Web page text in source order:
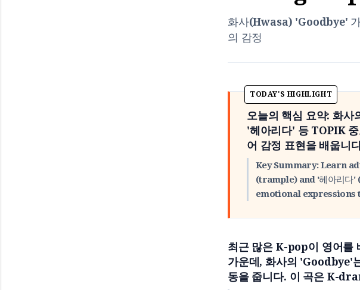
화사(Hwasa) 'Goodbye'
의 감정
오늘의 핵심 요약: 화
'헤아리다' 등 TOPIK
어 감정 표현을 배웁니
Key Summary: Learn
(trample) and '헤아리
emotional expressions
최근 많은 K-pop이 영어를
가운데, 화사의 'Goodbye'
동을 줍니다. 이 곡은 K-